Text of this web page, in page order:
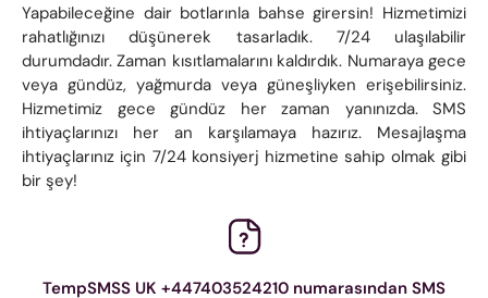
Yapabileceğine dair botlarınla ​​bahse girersin! Hizmetimizi
rahatlığınızı düşünerek tasarladık. 7/24 ulaşılabilir
durumdadır. Zaman kısıtlamalarını kaldırdık. Numaraya gece
veya gündüz, yağmurda veya güneşliyken erişebilirsiniz.
Hizmetimiz gece gündüz her zaman yanınızda. SMS
ihtiyaçlarınızı her an karşılamaya hazırız. Mesajlaşma
ihtiyaçlarınız için 7/24 konsiyerj hizmetine sahip olmak gibi
bir şey!
TempSMSS UK +447403524210 numarasından SMS